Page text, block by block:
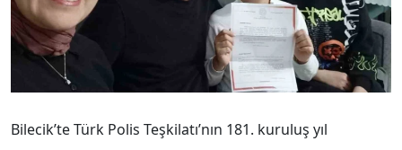
Bilecik’te Türk Polis Teşkilatı’nın 181. kuruluş yıl